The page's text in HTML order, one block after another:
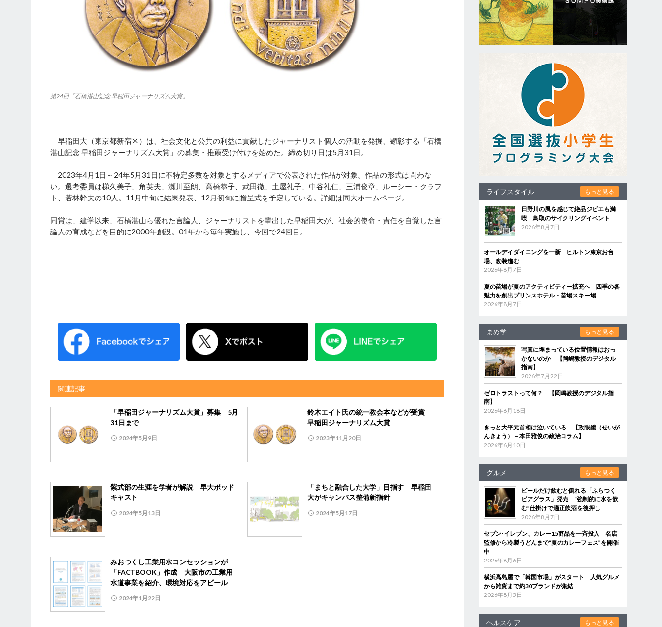
第24回「石橋湛山記念 早稲田ジャーナリズム大賞」
早稲田大（東京都新宿区）は、社会文化と公共の利益に貢献したジャーナリスト個人の活動を発掘、顕彰する「石橋
湛山記念 早稲田ジャーナリズム大賞」の募集・推薦受け付けを始めた。締め切り日は5月31日。
2023年4月1日～24年5月31日に不特定多数を対象とするメディアで公表された作品が対象。作品の形式は問わな
い。選考委員は梯久美子、角英夫、瀬川至朗、高橋恭子、武田徹、土屋礼子、中谷礼仁、三浦俊章、ルーシー・クラフ
ト、若林幹夫の10人。11月中旬に結果発表、12月初旬に贈呈式を予定している。詳細は同大ホームページ。
同賞は、建学以来、石橋湛山ら優れた言論人、ジャーナリストを輩出した早稲田大が、社会的使命・責任を自覚した言
論人の育成などを目的に2000年創設。01年から毎年実施し、今回で24回目。
関連記事
「早稲田ジャーナリズム大賞」募集 5月
31日まで
2024年5月9日
鈴木エイト氏の統一教会本などが受賞
早稲田ジャーナリズム大賞
2023年11月20日
紫式部の生涯を学者が解説 早大ポッド
キャスト
2024年5月13日
「まちと融合した大学」目指す 早稲田
大がキャンパス整備新指針
2024年5月17日
みおつくし工業用水コンセッションが
「FACTBOOK」作成 大阪市の工業用
水道事業を紹介、環境対応をアピール
2024年1月22日
ライフスタイル もっと見る
日野川の風を感じて絶品ジビエも満
喫 鳥取のサイクリングイベント
2026年8月7日
オールデイダイニングを一新 ヒルトン東京お台
場、改装進む
2026年8月7日
夏の苗場が夏のアクティビティー拡充へ 四季の各
魅力を創出プリンスホテル・苗場スキー場
2026年8月7日
まめ学 もっと見る
写真に埋まっている位置情報はおっ
かないのか 【岡嶋教授のデジタル
指南】
2026年7月22日
ゼロトラストって何？ 【岡嶋教授のデジタル指
南】
2026年6月18日
きっと大平元首相は泣いている 【政眼鏡（せいが
んきょう）－本田雅俊の政治コラム】
2026年6月10日
グルメ もっと見る
ビールだけ飲むと倒れる「ふらつく
ビアグラス」発売 “強制的に水を飲
む”仕掛けで適正飲酒を後押し
2026年8月7日
セブン‐イレブン、カレー15商品を一斉投入 名店
監修から冷製うどんまで“夏のカレーフェス”を開催
中
2026年8月6日
横浜高島屋で「韓国市場」がスタート 人気グルメ
から雑貨まで約30ブランドが集結
2026年8月5日
ヘルスケア もっと見る